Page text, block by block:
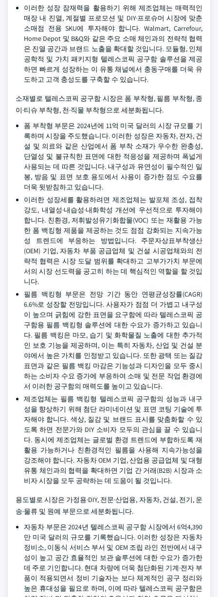
이러한 성장 잠재력을 활용하기 위해 제조업체는 매력적인
매장 내 진열, 계절별 프로모션 및 DIY·프로슈머 시장에 맞춘
소매점 전용 SKU에 투자해야 합니다. Walmart, Carrefour,
Home Depot 및 B&Q와 같은 주요 소매 체인과의 전략적 협력
은 진열 공간과 브랜드 노출을 확대할 것입니다. 모듈형, 인체
공학적 및 가치 패키지형 텔레스코픽 공구함 솔루션을 제공
하면 빠르게 성장하는 이 유통 채널에서 충동구매를 더욱 유
도하고 고객 충성도를 구축할 수 있습니다.
소재별로 텔레스코픽 공구함 시장은 폼 부착형, 필름 부착형, 종
이·티슈 부착형, 천·직물 부착형으로 세분화됩니다.
폼 부착형 부문은 2024년에 11억 미국 달러의 시장 규모를 기
록하며 시장을 주도했습니다. 이러한 성장은 자동차, 전자, 건
설 및 의료와 같은 산업에서 폼 부착 소재가 우수한 완충성,
단열성 및 불규칙한 표면에 대한 적응성을 제공하며 폭넓게
사용되는 데 따른 것입니다. 내구성과 유연성이 필수적인 밀
봉, 방음 및 표면 보호 용도에서 사용이 증가한 점도 수요를
더욱 뒷받침하고 있습니다.
이러한 성장세를 활용하려면 제조업체는 발포체 조성, 접착
강도, 내열성·내습성·내화학성 개선에 우선적으로 투자해야
합니다. 친환경, 저휘발성유기화합물(VOC) 또는 재활용 가능
한 폼 백킹형 제품을 제공하는 것도 점점 강화되는 지속가능
성 트렌드에 부응하는 방법입니다. 주문자상표부착생산
(OEM) 기업, 자동차 부품 공급업체 및 건설 시공업체와의 전
략적 협력은 시장 도달 범위를 확대하고 고부가가치 부문에
서의 시장 선도력을 공고히 하는 데 핵심적인 역할을 할 것입
니다.
필름 백킹형 부문은 전망 기간 동안 연평균성장률(CAGR)
6.6%로 성장할 전망입니다. 사용자가 점점 더 가볍고 내구성
이 높으며 긁힘에 강한 표면을 요구함에 따라 텔레스코픽 공
구함용 필름 백킹형 솔루션에 대한 수요가 증가하고 있습니
다. 필름 백킹은 마모, 습기 및 화학물질 노출에 대한 추가적
인 보호 기능을 제공하며, 이는 특히 자동차, 산업 및 건설 분
야에서 높은 가치를 인정받고 있습니다. 또한 광택 또는 질감
표면과 같은 필름 백킹 마감은 기능성과 디자인을 모두 중시
하는 소비자 수요 증가에 부응하여 소매 및 전문 작업 환경에
서 이러한 공구함의 매력도를 높이고 있습니다.
제조업체는 필름 백킹형 텔레스코픽 공구함의 성능과 내구
성을 향상하기 위해 첨단 라미네이션 및 표면 코팅 기술에 투
자해야 합니다. 색상, 질감 및 브랜드 표시를 맞춤화할 수 있
도록 하면 전문가와 DIY 소비자 모두의 관심을 끌 수 있습니
다. 동시에 제조업체는 글로벌 환경 트렌드에 부합하도록 재
활용 가능하거나 친환경적인 필름을 사용해 지속가능성을
강조해야 합니다. 자동차 OEM 기업, 산업용 공급업체 및 대형
유통 체인과의 협력을 확대하면 기업 간 거래(B2B) 시장과 소
비자 시장을 모두 공략하는 데 도움이 될 것입니다.
용도별로 시장은 가정용·DIY, 전문·산업용, 자동차, 건설, 전기, 운
송·물류 및 원예 부문으로 세분화됩니다.
자동차 부문은 2024년 텔레스코픽 공구함 시장에서 6억4,390
만 미국 달러의 규모를 기록했습니다. 이러한 성장은 자동차
정비소, 이동식 서비스 부서 및 OEM 조립 라인 전반에서 내구
성이 높고 공간 효율적인 보관 솔루션에 대한 수요가 증가한
데 주로 기인합니다. 현대 차량에 더욱 첨단화된 기계·전자 부
품이 적용되면서 정비 기술자는 보다 체계적인 공구 정리와
높은 휴대성을 필요로 하며, 이에 따라 텔레스코픽 공구함은